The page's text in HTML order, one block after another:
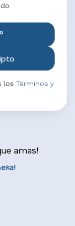
los Términos y
amas!